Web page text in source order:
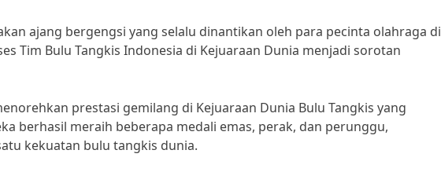
ajang bergengsi yang selalu dinantikan oleh para pecinta olahraga di
Tim Bulu Tangkis Indonesia di Kejuaraan Dunia menjadi sorotan
prestasi gemilang di Kejuaraan Dunia Bulu Tangkis yang
berhasil meraih beberapa medali emas, perak, dan perunggu,
kekuatan bulu tangkis dunia.